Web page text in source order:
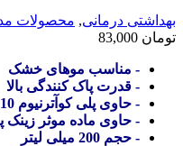
بهداشتی درمانی, محصولات
تومان
- مناسب موهای خشک
- قدرت پاک کنندگی بالا
- حاوی پلی کوآترنیوم 10%
- حاوی ماده موثر زینک
- حجم 200 میلی لیتر